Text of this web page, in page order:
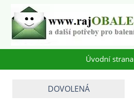
Úvodní strana
DOVOLENÁ